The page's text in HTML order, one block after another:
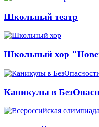
Школьный театр
Школьный хор
Каникулы в